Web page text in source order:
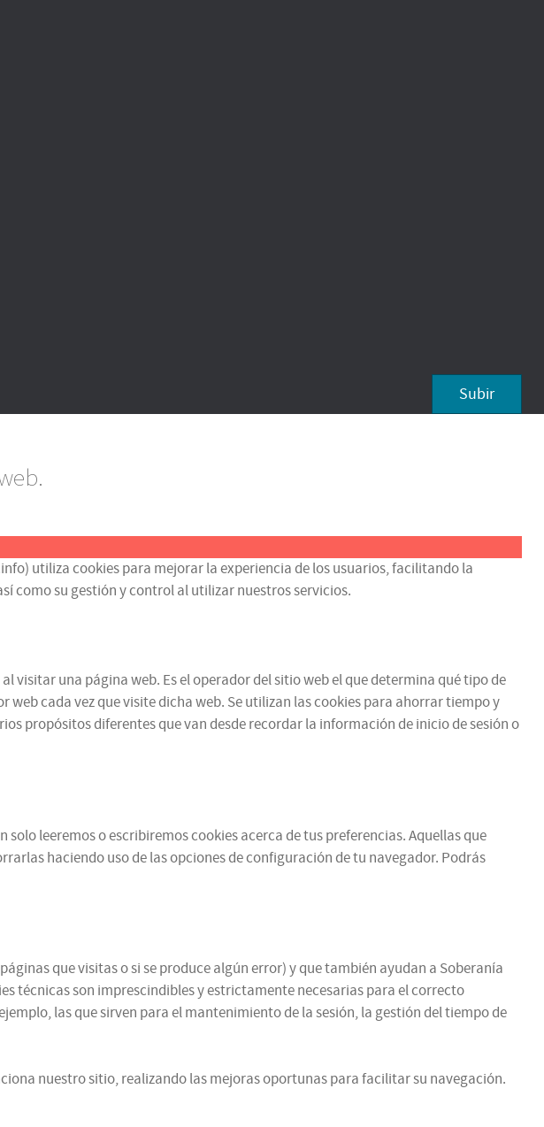
Subir
utiliza cookies para mejorar la experiencia de los usuarios, facilitando la
como su gestión y control al utilizar nuestros servicios.
visitar una página web. Es el operador del sitio web el que determina qué tipo de
cada vez que visite dicha web. Se utilizan las cookies para ahorrar tiempo y
propósitos diferentes que van desde recordar la información de inicio de sesión o
leeremos o escribiremos cookies acerca de tus preferencias. Aquellas que
haciendo uso de las opciones de configuración de tu navegador. Podrás
que visitas o si se produce algún error) y que también ayudan a Soberanía
técnicas son imprescindibles y estrictamente necesarias para el correcto
las que sirven para el mantenimiento de la sesión, la gestión del tiempo de
nuestro sitio, realizando las mejoras oportunas para facilitar su navegación.